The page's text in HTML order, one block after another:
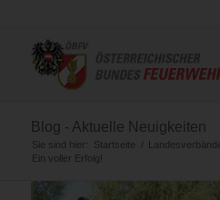
Blog - Aktuelle Neuigkeiten
Sie sind hier: Startseite / Landesverbände
Ein voller Erfolg!